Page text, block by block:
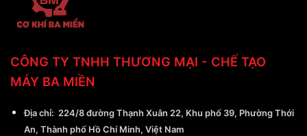
CÔNG TY TNHH THƯƠNG MẠI - CHẾ TẠO
MÁY BA MIỀN
Địa chỉ: 224/8 đường Thạnh Xuân 22, Khu phố 39, Phường Thới
An, Thành phố Hồ Chí Minh, Việt Nam